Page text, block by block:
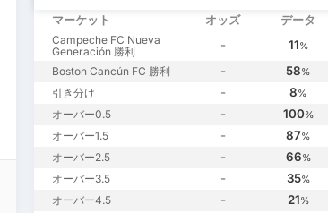
マーケット オッズ データ
Campeche FC Nueva
Generación 勝利
- 11%
Boston Cancún FC 勝利 - 58%
引き分け - 8%
オーバー0.5 - 100%
オーバー1.5 - 87%
オーバー2.5 - 66%
オーバー3.5 - 35%
オーバー4.5 - 21%